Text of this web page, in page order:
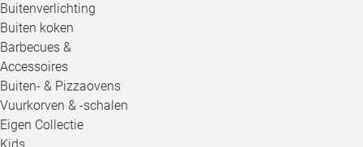
Buitenverlichting
Buiten koken
Barbecues &
Accessoires
Buiten- & Pizzaovens
Vuurkorven & -schalen
Eigen Collectie